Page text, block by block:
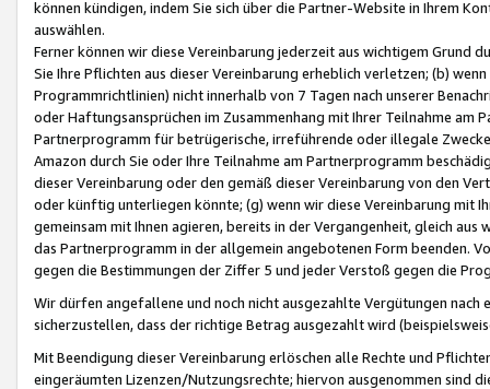
können kündigen, indem Sie sich über die Partner-Website in Ihrem
auswählen.
Ferner können wir diese Vereinbarung jederzeit aus wichtigem Grund
Sie Ihre Pflichten aus dieser Vereinbarung erheblich verletzen; (b)
Programmrichtlinien) nicht innerhalb von 7 Tagen nach unserer
oder Haftungsansprüchen im Zusammenhang mit Ihrer Teilnahme am
Partnerprogramm für betrügerische, irreführende oder illegale
Amazon durch Sie oder Ihre Teilnahme am Partnerprogramm
dieser Vereinbarung oder den gemäß dieser Vereinbarung von den
oder künftig unterliegen könnte; (g) wenn wir diese Vereinbarung mit
gemeinsam mit Ihnen agieren, bereits in der Vergangenheit, gleich
das Partnerprogramm in der allgemein angebotenen Form beenden.
gegen die Bestimmungen der Ziffer 5 und jeder Verstoß gegen die
Wir dürfen angefallene und noch nicht ausgezahlte Vergütungen
sicherzustellen, dass der richtige Betrag ausgezahlt wird
Mit Beendigung dieser Vereinbarung erlöschen alle Rechte und
eingeräumten Lizenzen/Nutzungsrechte; hiervon ausgenommen sind